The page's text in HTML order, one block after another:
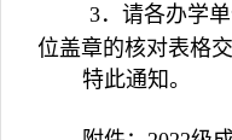
3．请各办学
位盖章的核对表格
特此通知。